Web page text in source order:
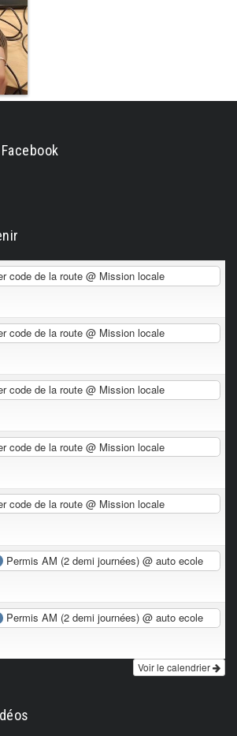
code de la route @ Mission locale
code de la route @ Mission locale
code de la route @ Mission locale
code de la route @ Mission locale
code de la route @ Mission locale
Permis AM (2 demi journées)@ auto ecole
Permis AM (2 demi journées)@ auto ecole
Voir le calendrier